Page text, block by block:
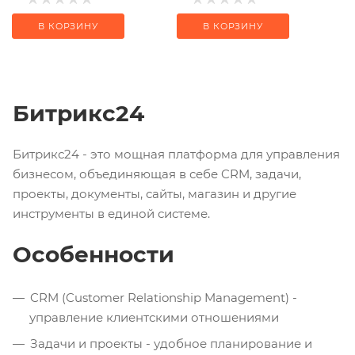
В КОРЗИНУ В КОРЗИНУ
Битрикс24
Битрикс24 - это мощная платформа для управления
бизнесом, объединяющая в себе CRM, задачи,
проекты, документы, сайты, магазин и другие
инструменты в единой системе.
Особенности
CRM (Customer Relationship Management) -
управление клиентскими отношениями
Задачи и проекты - удобное планирование и